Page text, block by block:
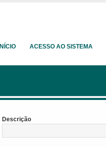
INÍCIO ACESSO AO SISTEMA
Descrição